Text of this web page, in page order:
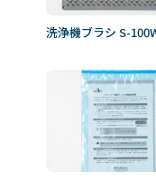
洗浄機ブラシ S-